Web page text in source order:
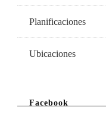
Planificaciones
Ubicaciones
Facebook